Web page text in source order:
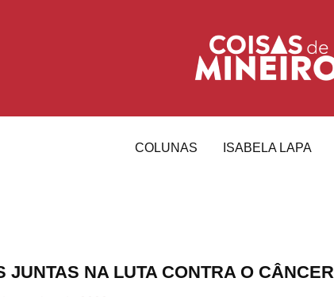
COLUNAS ISABELA LAPA
JUNTAS NA LUTA CONTRA O CÂNCER